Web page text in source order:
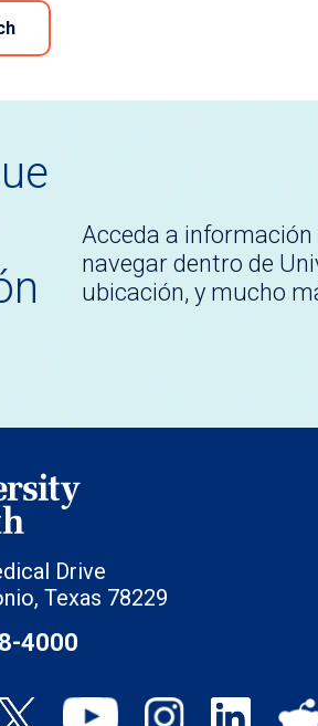
Acceda a
navegar dentro de
ubicación, y mucho
Drive
Texas 78229
4000